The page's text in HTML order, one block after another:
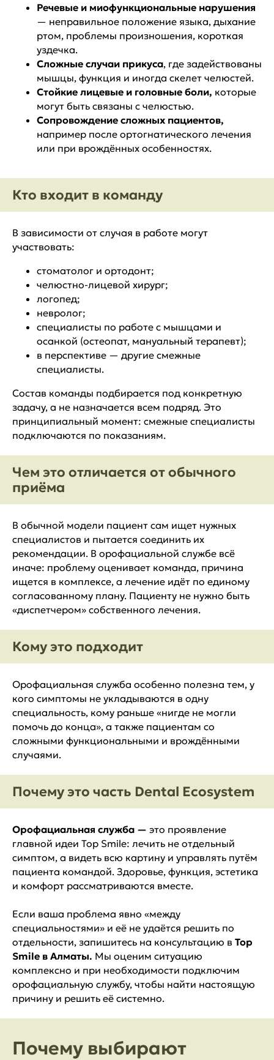
Речевые и миофункциональные нарушения
— неправильное положение языка, дыхание
ртом, проблемы произношения, короткая
уздечка.
Сложные случаи прикуса, где задействованы
мышцы, функция и иногда скелет челюстей.
Стойкие лицевые и головные боли, которые
могут быть связаны с челюстью.
Сопровождение сложных пациентов,
например после ортогнатического лечения
или при врождённых особенностях.
Кто входит в команду
В зависимости от случая в работе могут
участвовать:
стоматолог и ортодонт;
челюстно-лицевой хирург;
логопед;
невролог;
специалисты по работе с мышцами и
осанкой (остеопат, мануальный терапевт);
в перспективе — другие смежные
специалисты.
Состав команды подбирается под конкретную
задачу, а не назначается всем подряд. Это
принципиальный момент: смежные специалисты
подключаются по показаниям.
Чем это отличается от обычного
приёма
В обычной модели пациент сам ищет нужных
специалистов и пытается соединить их
рекомендации. В орофациальной службе всё
иначе: проблему оценивает команда, причина
ищется в комплексе, а лечение идёт по единому
согласованному плану. Пациенту не нужно быть
«диспетчером» собственного лечения.
Кому это подходит
Орофациальная служба особенно полезна тем, у
кого симптомы не укладываются в одну
специальность, кому раньше «нигде не могли
помочь до конца», а также пациентам со
сложными функциональными и врождёнными
случаями.
Почему это часть Dental Ecosystem
Орофациальная служба — это проявление
главной идеи Top Smile: лечить не отдельный
симптом, а видеть всю картину и управлять путём
пациента командой. Здоровье, функция, эстетика
и комфорт рассматриваются вместе.
Если ваша проблема явно «между
специальностями» и её не удаётся решить по
отдельности, запишитесь на консультацию в Top
Smile в Алматы. Мы оценим ситуацию
комплексно и при необходимости подключим
орофациальную службу, чтобы найти настоящую
причину и решить её системно.
Почему выбирают